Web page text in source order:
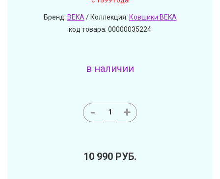
Бренд: BEKA/ Коллекция: Ковшики BEKA
код товара: 00000035224
в наличии
- +
10 990 РУБ.